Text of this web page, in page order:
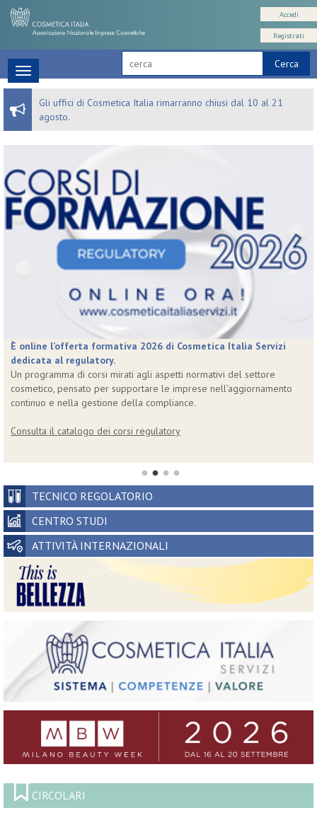
Cerca
Accedi
Registrati
Toggle
navigation
Gli uffici di Cosmetica Italia rimarranno chiusi dal 10 al 21
agosto.
È online l’offerta formativa 2026 di Cosmetica Italia Servizi
dedicata al regulatory.
Un programma di corsi mirati agli aspetti normativi del settore
cosmetico, pensato per supportare le imprese nell’aggiornamento
continuo e nella gestione della compliance.
Consulta il catalogo dei corsi regulatory
www.icosmeticbro.it
Etichettatura ambientale
Visita il mini-sito
TECNICO REGOLATORIO
CENTRO STUDI
ATTIVITÀ INTERNAZIONALI
CIRCOLARI